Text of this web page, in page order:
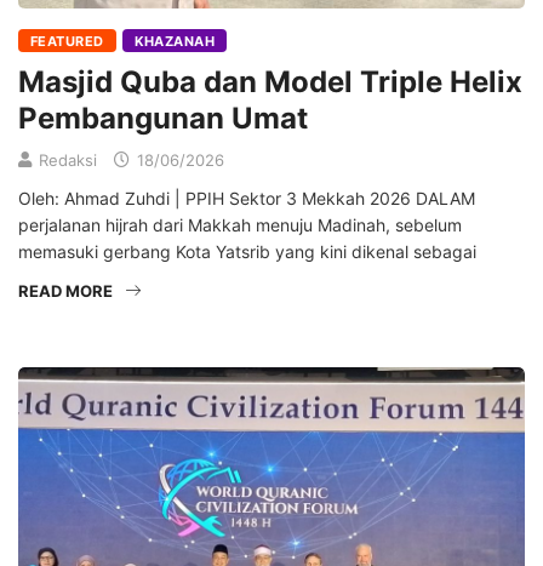
FEATURED KHAZANAH
Masjid Quba dan Model Triple Helix
Pembangunan Umat
Redaksi 18/06/2026
Oleh: Ahmad Zuhdi | PPIH Sektor 3 Mekkah 2026 ‎DALAM
perjalanan hijrah dari Makkah menuju Madinah, sebelum
memasuki gerbang Kota Yatsrib yang kini dikenal sebagai
READ MORE